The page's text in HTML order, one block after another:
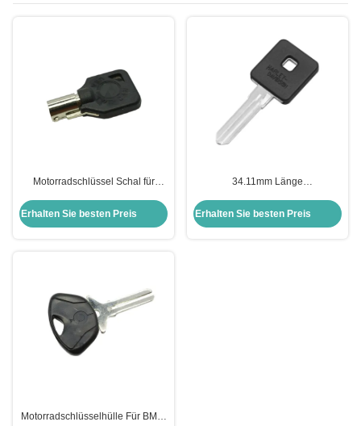
Motorradschlüssel Schal für
Schlüssel für US H-arley
Motorrad
Erhalten Sie besten Preis
34.11mm Länge
Harley-Davidson Keyblade
Erhalten Sie besten Preis
Motorradschlüsselhülle Für BMW